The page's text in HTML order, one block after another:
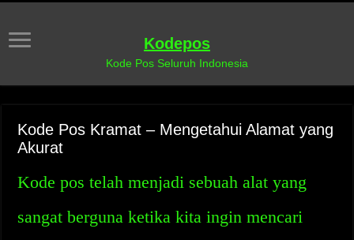
Kodepos
Kode Pos Seluruh Indonesia
Kode Pos Kramat – Mengetahui Alamat yang
Akurat
Kode pos telah menjadi sebuah alat yang
sangat berguna ketika kita ingin mencari